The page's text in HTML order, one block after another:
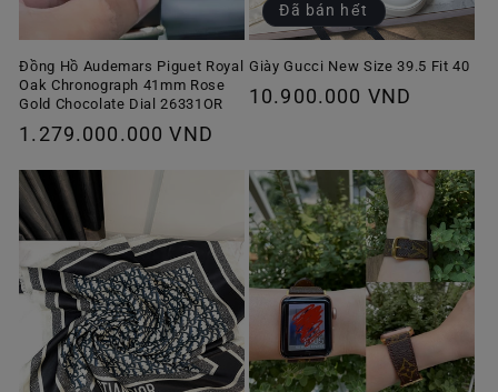
Đồng Hồ Audemars Piguet Royal
Oak Chronograph 41mm Rose
Gold Chocolate Dial 26331OR
Giá
thường
1.279.000.000 VND
Đã bán hết
Giày Gucci New Size 39.5 Fit 40
Giá
10.900.000 VND